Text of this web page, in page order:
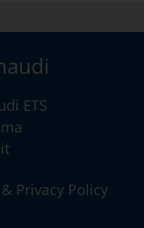
ETS
Privacy Policy